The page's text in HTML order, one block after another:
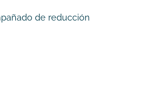
de reducción